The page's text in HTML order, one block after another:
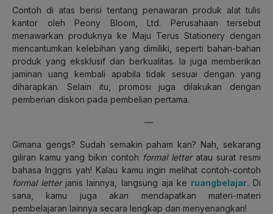
Contoh di atas berisi tentang penawaran produk alat tulis
kantor oleh Peony Bloom, Ltd. Perusahaan tersebut
menawarkan produknya ke Maju Terus Stationery dengan
mencantumkan kelebihan yang dimiliki, seperti bahan-bahan
produk yang eksklusif dan berkualitas. Ia juga memberikan
jaminan uang kembali apabila tidak sesuai dengan yang
diharapkan. Selain itu, promosi juga dilakukan dengan
pemberian diskon pada pembelian pertama.
—
Gimana gengs? Sudah semakin paham kan? Nah, sekarang
giliran kamu yang bikin contoh formal letter atau surat resmi
bahasa Inggris yah! Kalau kamu ingin melihat contoh-contoh
formal letter janis lainnya, langsung aja ke ruangbelajar. Di
sana, kamu juga akan mendapatkan materi-materi
pembelajaran lainnya secara lengkap dan menyenangkan!